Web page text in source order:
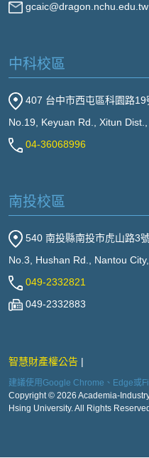
gcaic@dragon.nchu.edu.tw
中科校區
407 台中市西屯區科園路19
No.19, Keyuan Rd., Xitun
04-36068996
南投校區
540 南投縣南投市虎山路3
No.3, Hushan Rd., Nantou
049-2332821
049-2332883
智慧財產權公告
建議使用Google Chrome、Edge或
Copyright © 2026 Academia-
Hsing University. All Rights